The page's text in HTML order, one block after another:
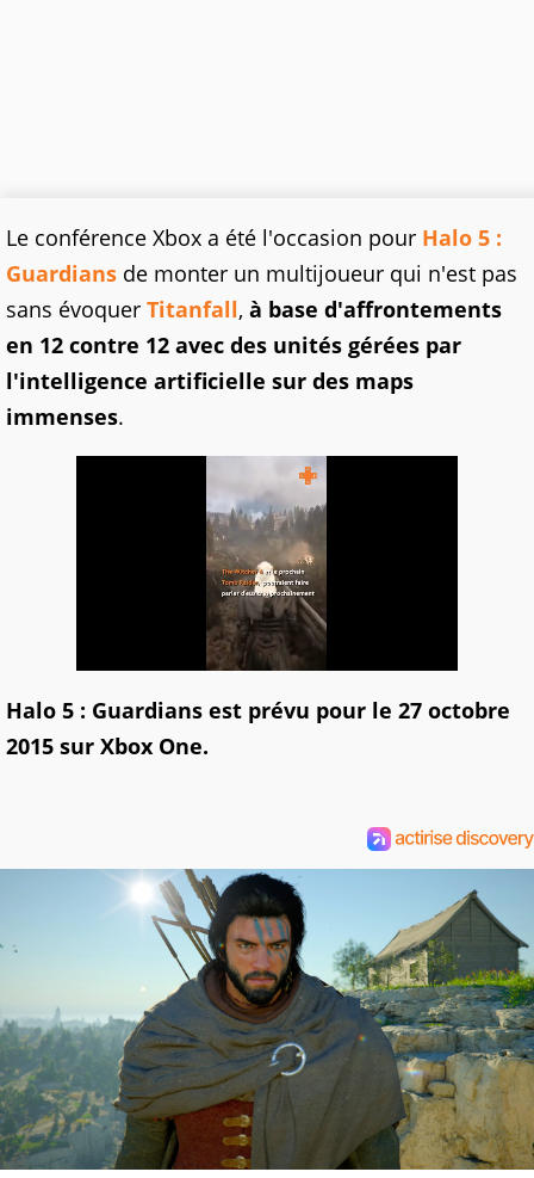
Le conférence Xbox a été l'occasion pour Halo 5 :
Guardians de monter un multijoueur qui n'est pas
sans évoquer Titanfall, à base d'affrontements
en 12 contre 12 avec des unités gérées par
l'intelligence artificielle sur des maps
immenses.
Halo 5 : Guardians est prévu pour le 27 octobre
2015 sur Xbox One.